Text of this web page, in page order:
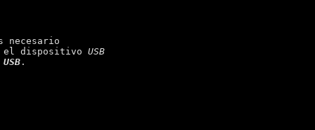
necesario
dispositivo USB
.